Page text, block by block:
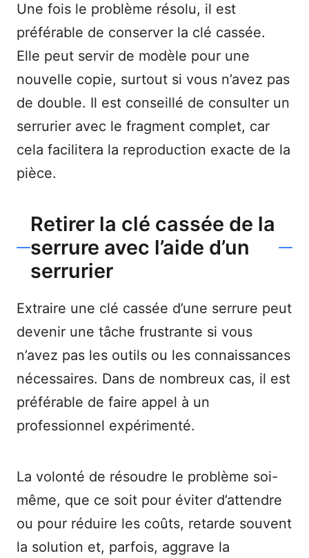
Une fois le problème résolu, il est
préférable de conserver la clé cassée.
Elle peut servir de modèle pour une
nouvelle copie, surtout si vous n’avez pas
de double. Il est conseillé de consulter un
serrurier avec le fragment complet, car
cela facilitera la reproduction exacte de la
pièce.
Retirer la clé cassée de la
serrure avec l’aide d’un
serrurier
Extraire une clé cassée d’une serrure peut
devenir une tâche frustrante si vous
n’avez pas les outils ou les connaissances
nécessaires. Dans de nombreux cas, il est
préférable de faire appel à un
professionnel expérimenté.
La volonté de résoudre le problème soi-
même, que ce soit pour éviter d’attendre
ou pour réduire les coûts, retarde souvent
la solution et, parfois, aggrave la